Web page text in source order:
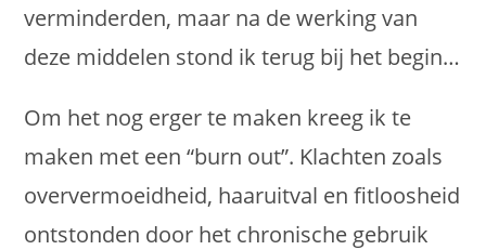
verminderden, maar na de werking van
deze middelen stond ik terug bij het begin…
Om het nog erger te maken kreeg ik te
maken met een “burn out”. Klachten zoals
oververmoeidheid, haaruitval en fitloosheid
ontstonden door het chronische gebruik